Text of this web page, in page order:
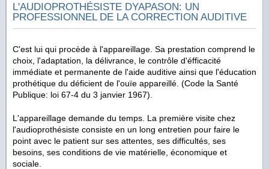
L'AUDIOPROTHÉSISTE DYAPASON: UN
PROFESSIONNEL DE LA CORRECTION AUDITIVE
C'est lui qui procède à l'appareillage. Sa prestation comprend le
choix, l'adaptation, la délivrance, le contrôle d'éfficacité
immédiate et permanente de l'aide auditive ainsi que l'éducation
prothétique du déficient de l'ouïe appareillé. (Code la Santé
Publique: loi 67-4 du 3 janvier 1967).
L'appareillage demande du temps. La première visite chez
l'audioprothésiste consiste en un long entretien pour faire le
point avec le patient sur ses attentes, ses difficultés, ses
besoins, ses conditions de vie matérielle, économique et
sociale.